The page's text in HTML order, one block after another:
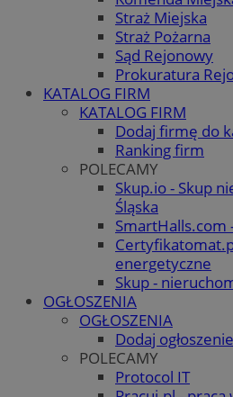
Straż Miejska
Straż Pożarna
Sąd Rejonowy
Prokuratura
KATALOG FIRM
KATALOG FIRM
Dodaj firmę do
Ranking firm
POLECAMY
Skup.io - Skup
Śląska
SmartHalls.com
energetyczne
Skup -
OGŁOSZENIA
OGŁOSZENIA
Dodaj ogłoszenie
POLECAMY
Protocol IT